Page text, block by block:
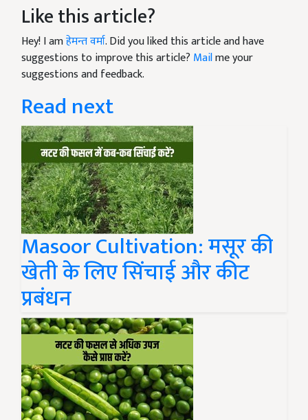
Like this article?
Hey! I amहेमन्त वर्मा. Did you liked this article and have
suggestions to improve this article? Mailme your
suggestions and feedback.
Read next
Masoor Cultivation: मसूर की
खेती के लिए सिंचाई और कीट
प्रबंधन